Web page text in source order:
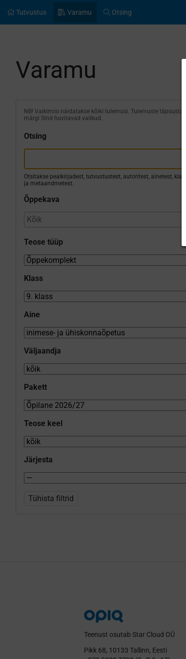
Tutvustus Varamu Otsing
Varamu
NB! Vaikimisi näidatakse kõiki tulemusi. Tulemuste
märgi Sind huvitavad valikud.
Otsing
Otsitakse pealkirjadest, tutvustustest, autoritest, ainetest,
ja metaandmetest.
Õppekava
Teose tüüp
Klass
Aine
Väljaandja
Pakett
Teose keel
Järjesta
Tühista filtrid
Teenust osutab Star Cloud OÜ
Pikk 68, 10133 Tallinn, Eesti